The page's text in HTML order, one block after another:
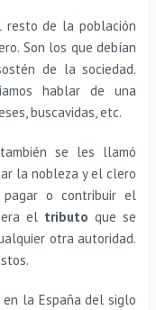
resto de la población
Son los que debían
de la sociedad.
hablar de una
buscavidas, etc.
se les llamó
la nobleza y el clero
pagar o contribuir el
el tributo que se
otra autoridad.
en la España del siglo